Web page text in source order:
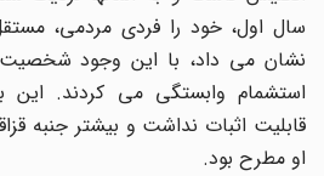
سال اول، خود را فردی مردمی،
نشان می داد، با این وجود شخصیت
استشمام وابستگی می کردند. این
قابلیت اثبات نداشت و بیشتر جنبه
او مطرح بود.